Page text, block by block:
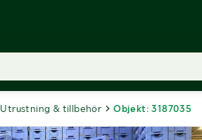
Utrustning & tillbehör Objekt: 3187035